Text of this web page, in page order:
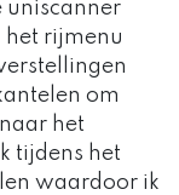
uniscanner
het rijmenu
om
het
tijdens het
waardoor ik